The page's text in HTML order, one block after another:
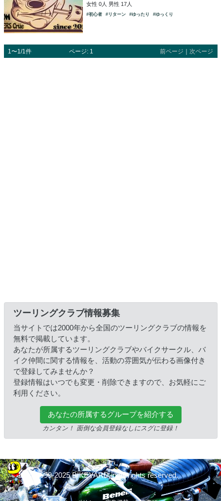
女性 0人 男性 17人
#初心者 #リターン #ゆったり #ゆっくり
1〜1/1件 ページ: 1 前ページ ｜ 次ページ
ツーリングクラブ情報募集
当サイトでは2000年から全国のツーリングクラブの情報を
無料で掲載しています。
あなたが所属するツーリングクラブやバイクサークル、バ
イク仲間に関する情報を、活動の雰囲気が伝わる画像付き
で登録してみませんか？
登録情報はいつでも変更・削除できますので、お気軽にご
利用ください。
あなたの所属するグループを紹介する
カンタン！ 面倒な会員登録なしにスグに登録！
© 1999-2025 BIKEYARD.jp All rights reserved.